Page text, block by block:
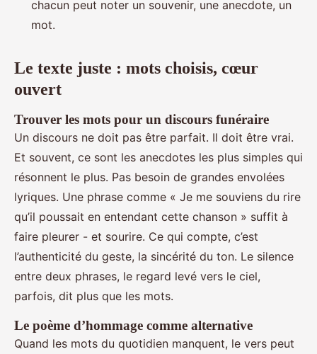
chacun peut noter un souvenir, une anecdote, un
mot.
Le texte juste : mots choisis, cœur
ouvert
Trouver les mots pour un discours funéraire
Un discours ne doit pas être parfait. Il doit être vrai.
Et souvent, ce sont les anecdotes les plus simples qui
résonnent le plus. Pas besoin de grandes envolées
lyriques. Une phrase comme « Je me souviens du rire
qu’il poussait en entendant cette chanson » suffit à
faire pleurer - et sourire. Ce qui compte, c’est
l’authenticité du geste, la sincérité du ton. Le silence
entre deux phrases, le regard levé vers le ciel,
parfois, dit plus que les mots.
Le poème d’hommage comme alternative
Quand les mots du quotidien manquent, le vers peut